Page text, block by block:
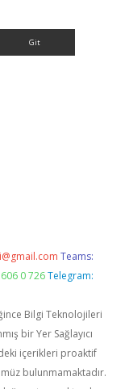
Teams:
0 726 Telegram:
Bilgi Teknolojileri
bir Yer Sağlayıcı
içerikleri proaktif
bulunmamaktadır.